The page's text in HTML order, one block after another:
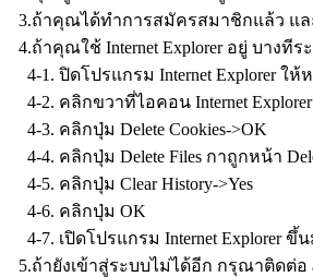
3.ถ้าคุณได้ทำการสมัครสมาชิกแล้ว แล
4.ถ้าคุณใช้ Internet Explorer อยู่ บาง
4-1. ปิดโปรแกรม Internet Explorer ให้
4-2. คลิกขวาที่ไอคอน Internet
4-3. คลิกปุ่ม Delete Cookies->OK
4-4. คลิกปุ่ม Delete Files กาถูกหน้า
4-5. คลิกปุ่ม Clear History->Yes
4-6. คลิกปุ่ม OK
4-7. เปิดโปรแกรม Internet Explorer
5.ถ้ายังเข้าสู่ระบบไม่ได้อีก กรุณาติดต่อ